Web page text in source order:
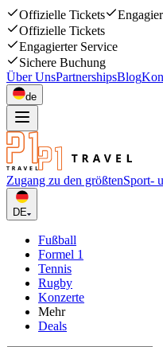
Offizielle Tickets
Offizielle Tickets
Engagierter Service
Sichere Buchung
Über UnsPartnershipsBlog
de
Zugang zu den größtenSport-
DE
Fußball
Formel 1
Tennis
Rugby
Konzerte
Mehr
Deals